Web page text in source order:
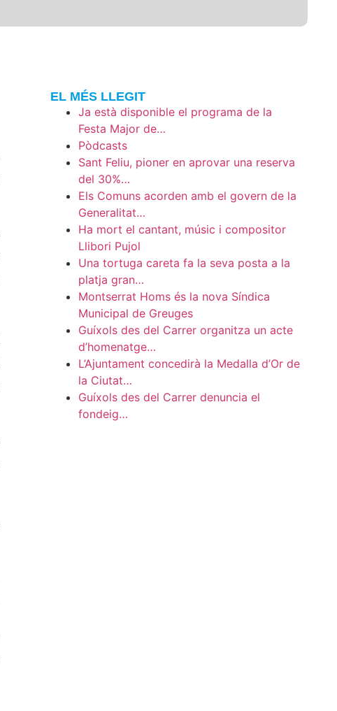
EL MÉS LLEGIT
Ja està disponible el programa de la
Festa Major de…
Pòdcasts
Sant Feliu, pioner en aprovar una reserva
del 30%…
Els Comuns acorden amb el govern de la
Generalitat…
Ha mort el cantant, músic i compositor
Llibori Pujol
Una tortuga careta fa la seva posta a la
platja gran…
Montserrat Homs és la nova Síndica
Municipal de Greuges
Guíxols des del Carrer organitza un acte
d’homenatge…
L’Ajuntament concedirà la Medalla d’Or de
la Ciutat…
Guíxols des del Carrer denuncia el
fondeig…